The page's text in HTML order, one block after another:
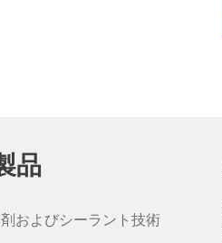
品
およびシーラント技術